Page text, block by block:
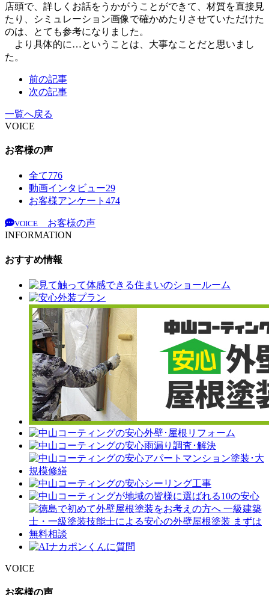
店頭で、詳しくお話をうかがうことができて、材質を直接見
たり、シミュレーション画像で確かめたりさせていただけた
のは、とても参考になりました。
より具体的に…ということは、大事なことだと思いまし
た。
前の記事
次の記事
一覧へ戻る
VOICE
お客様の声
全て776
動画インタビュー29
お客様アンケート 474
VOICE
お客様の声
INFORMATION
おすすめ情報
VOICE
お客様の声